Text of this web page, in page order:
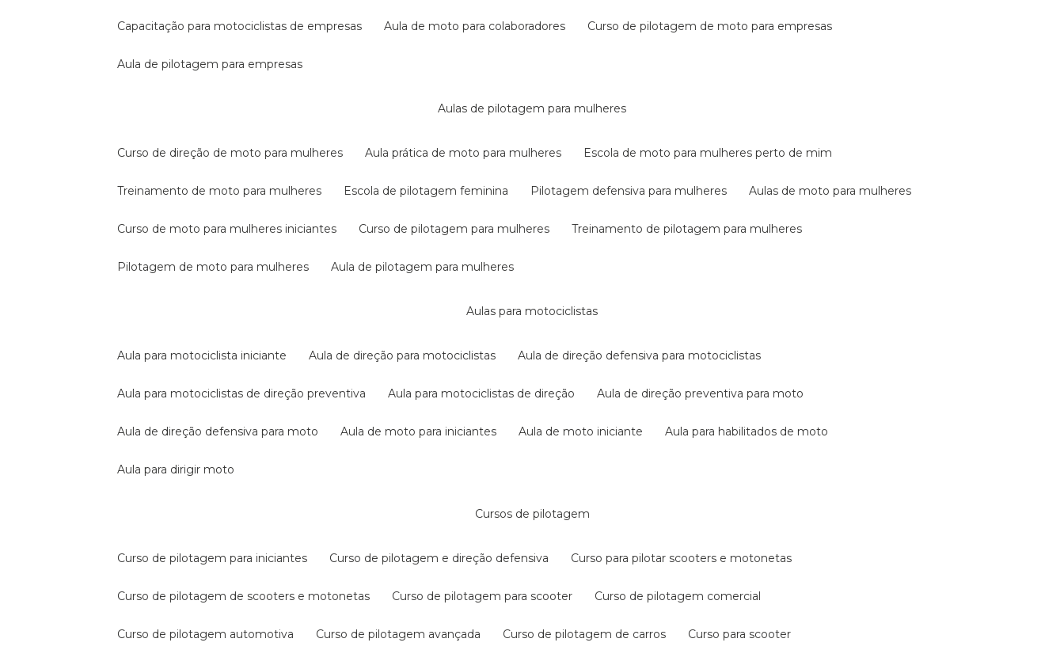
capacitação para motociclistas de empresas aula de moto para colaboradores curso de pilotagem de moto para empresas
aula de pilotagem para empresas
aulas de pilotagem para mulheres
curso de direção de moto para mulheres aula prática de moto para mulheres escola de moto para mulheres perto de mim
treinamento de moto para mulheres escola de pilotagem feminina pilotagem defensiva para mulheres aulas de moto para mulheres
curso de moto para mulheres iniciantes curso de pilotagem para mulheres treinamento de pilotagem para mulheres
pilotagem de moto para mulheres aula de pilotagem para mulheres
aulas para motociclistas
aula para motociclista iniciante aula de direção para motociclistas aula de direção defensiva para motociclistas
aula para motociclistas de direção preventiva aula para motociclistas de direção aula de direção preventiva para moto
aula de direção defensiva para moto aula de moto para iniciantes aula de moto iniciante aula para habilitados de moto
aula para dirigir moto
cursos de pilotagem
curso de pilotagem para iniciantes curso de pilotagem e direção defensiva curso para pilotar scooters e motonetas
curso de pilotagem de scooters e motonetas curso de pilotagem para scooter curso de pilotagem comercial
curso de pilotagem automotiva curso de pilotagem avançada curso de pilotagem de carros curso para scooter